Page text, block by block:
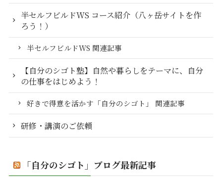
半セルフビルドWS コース紹介（八ヶ岳サイトを作
ろう！）
半セルフビルドWS 関連記事
【自分のシゴト塾】自然や暮らしをテーマに、自分
の仕事をはじめよう！
好きで得意を活かす「自分のシゴト」 関連記事
研修・講演のご依頼
「自分のシゴト」ブログ最新記事